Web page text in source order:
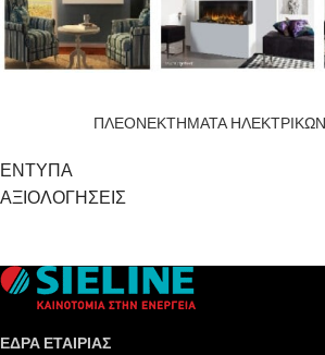
ΠΛΕΟΝΕΚΤΗΜΑΤΑ
ΕΝΤΥΠΑ
ΑΞΙΟΛΟΓΗΣΕΙΣ
ΕΔΡΑ ΕΤΑΙΡΙΑΣ